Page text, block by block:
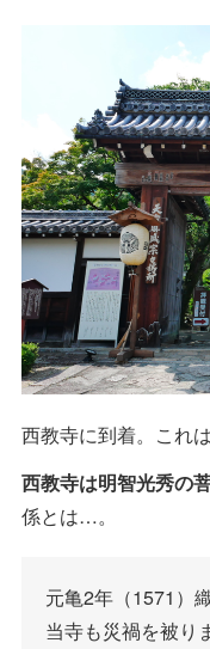
西教寺に到着。これ
西教寺は明智光秀の
係とは…。
元亀2年（1571）
当寺も災禍を被り